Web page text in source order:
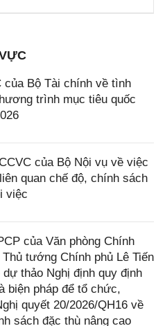
của Bộ Tài chính về tình
trình mục tiêu quốc
của Bộ Nội vụ về việc
quan chế độ, chính sách
việc
của Văn phòng Chính
tướng Chính phủ Lê Tiến
thảo Nghị định quy định
biện pháp để tổ chức,
quyết 20/2026/QH16 về
sách đặc thù nâng cao